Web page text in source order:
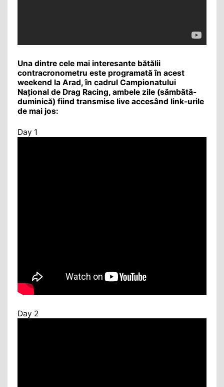
Una dintre cele mai interesante bătălii
contracronometru este programată în acest
weekend la Arad, în cadrul Campionatului
Național de Drag Racing, ambele zile (sâmbătă-
duminică) fiind transmise live accesând link-urile
de mai jos:
Day 1
Day 2